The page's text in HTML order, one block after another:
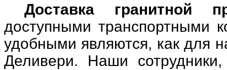
Доставка гранитной
доступными транспортными
удобными являются, как для
Деливери. Наши сотрудники,